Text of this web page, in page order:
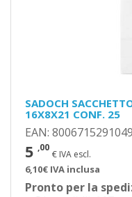
SADOCH
16X8X21 CONF. 25
EAN: 8006715291049
5 ,00
€ IVA escl.
6,10€ IVA inclusa
Pronto per la